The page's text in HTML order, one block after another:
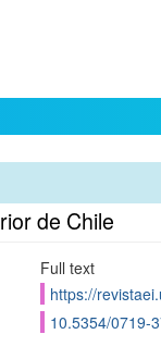
de Chile
Full text
https://
10.5354/0719-